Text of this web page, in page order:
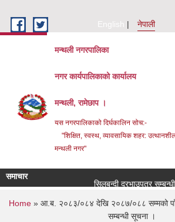
English
नेपाली
मन्थली नगरपालिका
नगर कार्यपालिकाको कार्यालय
मन्थली, रामेछाप ।
यस नगरपालिकाको दिर्घकालिन सोच:-
"शिक्षित, स्वस्थ, व्यावसायिक शहर:
मन्थली नगर"
समाचार
सिलबन्दी दरभाउपत्र सम्बन्धी
You are here
Home » आ.ब. २०८३/०८४ देखि २०८७/०८८ सम्मको
सम्बन्धी सूचना ।